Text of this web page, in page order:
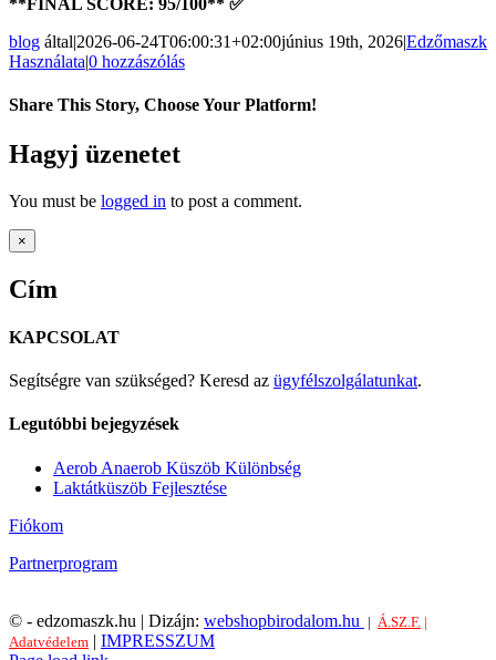
**FINAL SCORE: 95/100** ✅
blog által|2026-06-24T06:00:31+02:00június 19th, 2026|Edzőmaszk
Használata|0 hozzászólás
Share This Story, Choose Your Platform!
Facebook
Twitter
Reddit
LinkedIn
Pinterest
Email:
Hagyj üzenetet
You must be logged in to post a comment.
Close
product
view
×
Cím
KAPCSOLAT
Segítségre van szükséged? Keresd az ügyfélszolgálatunkat.
Legutóbbi bejegyzések
Aerob Anaerob Küszöb Különbség
Laktátküszöb Fejlesztése
Fiókom
Partnerprogram
© - edzomaszk.hu | Dizájn: webshopbirodalom.hu | Á.SZ.F. |
Adatvédelem | IMPRESSZUM